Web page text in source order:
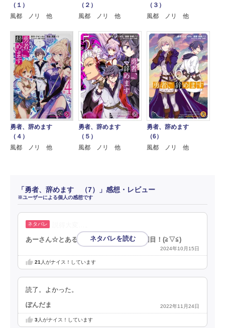
（１）
風都 ノリ 他
（２）
風都 ノリ 他
（３）
風都 ノリ 他
勇者、辞めます
（４）
風都 ノリ 他
勇者、辞めます
（５）
風都 ノリ 他
勇者、辞めます
（6）
風都 ノリ 他
「勇者、辞めます （7）」感想・レビュー
※ユーザーによる個人の感想です
あーさん☆とある漫画アプリの審査員３回目！(⁠≧⁠▽⁠≦⁠)
2024年10月15日
21人がナイス！しています
読了。よかった。
ぽんだま 2022年11月24日
3人がナイス！しています